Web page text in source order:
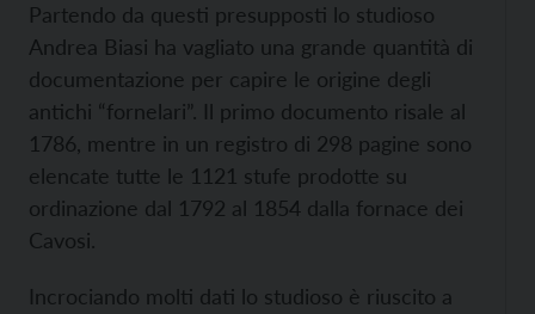
Partendo da questi presupposti lo studioso
Andrea Biasi ha vagliato una grande quantità di
documentazione per capire le origine degli
antichi “fornelari”. Il primo documento risale al
1786, mentre in un registro di 298 pagine sono
elencate tutte le 1121 stufe prodotte su
ordinazione dal 1792 al 1854 dalla fornace dei
Cavosi.
Incrociando molti dati lo studioso è riuscito a